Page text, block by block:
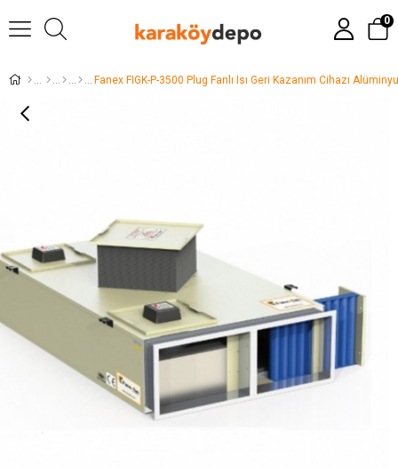
0
Fanex FIGK-P-3500 Plug Fanlı Isı Geri Kazanım Cihazı